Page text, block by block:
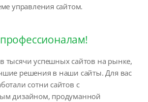
управления сайтом.
тысячи успешных сайтов на рынке,
решения в наши сайты. Для вас
сотни сайтов с
дизайном, продуманной